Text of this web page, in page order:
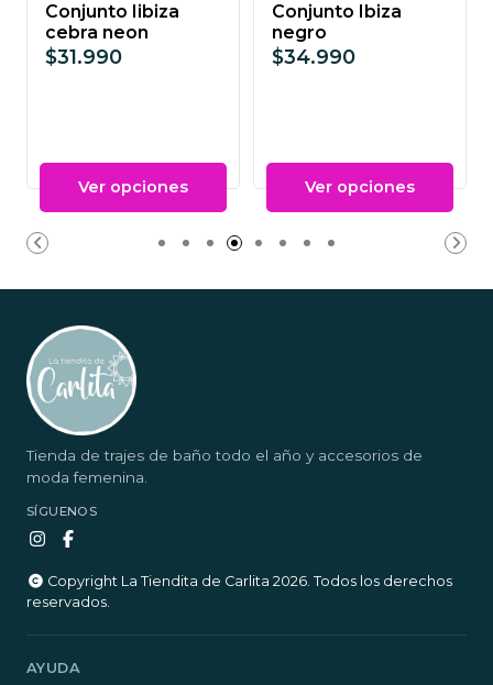
Conjunto Iibiza
cebra neon
$31.990
Ver opciones
Conjunto Ibiza
negro
$34.990
Ver opciones
Tienda de trajes de baño todo el año y accesorios de
moda femenina.
SÍGUENOS
Copyright La Tiendita de Carlita 2026. Todos los derechos
reservados.
AYUDA